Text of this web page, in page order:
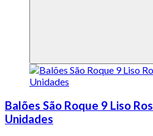
Balões São Roque 9 Liso
Unidades